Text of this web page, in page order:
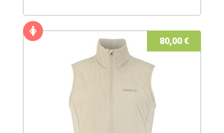
80,00 €